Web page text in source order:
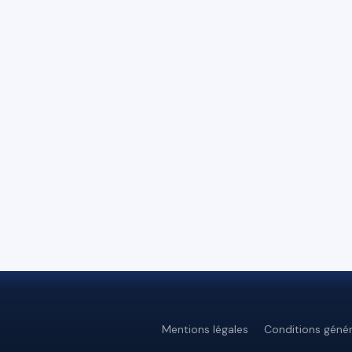
Mentions légales Conditions